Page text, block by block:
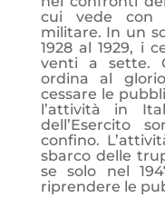
cui vede con
militare. In un
1928 al 1929, i
venti a sette.
ordina al
cessare le
l’attività in
dell’Esercito
confino.
sbarco delle
se solo nel
riprendere le